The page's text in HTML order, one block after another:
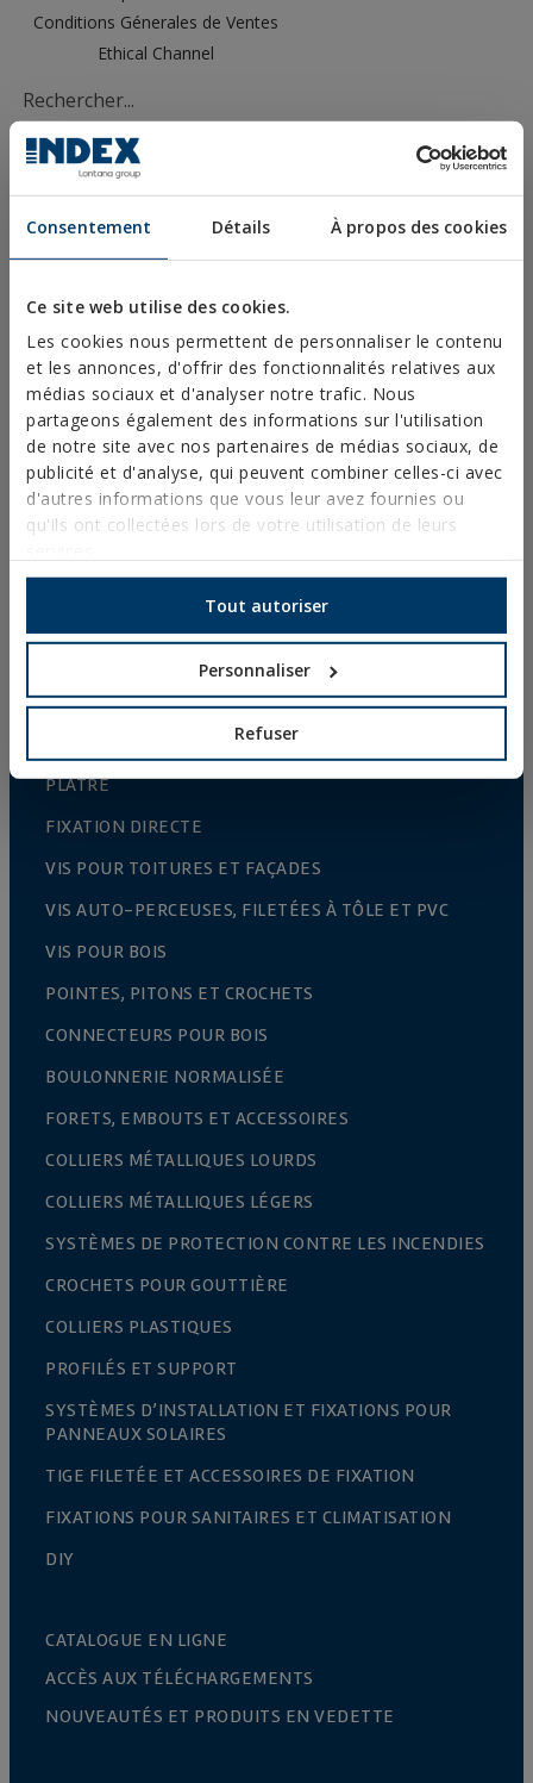
Consentement Détails À propos des cookies
Ce site web utilise des cookies.
Les cookies nous permettent de personnaliser le contenu
et les annonces, d'offrir des fonctionnalités relatives aux
médias sociaux et d'analyser notre trafic. Nous
partageons également des informations sur l'utilisation
de notre site avec nos partenaires de médias sociaux, de
publicité et d'analyse, qui peuvent combiner celles-ci avec
d'autres informations que vous leur avez fournies ou
qu'ils ont collectées lors de votre utilisation de leurs
Tout autoriser
Personnaliser
Refuser
Conditions Génerales de Ventes
Ethical Channel
PRODUITS
FIXATIONS POUR STRUCTURES EN ACIER
FIXATIONS CHIMIQUES
FIXATIONS PLASTIQUES
FIXATIONS ET ACCESOIRES POUR SYSTÈMES D
´ISOLATION THERMIQUE (ITE)
FIXATIONS POUR MATÉRIAUX CREUX
ACCESSOIRES POUR CÂBLES ET CHAÎNES
ACCESSOIRES TREILLIS
CULTURE PROTÉGEES
FIXATIONS ET ACCESSOIRES POUR PLAQUES DE
PLÂTRE
FIXATION DIRECTE
VIS POUR TOITURES ET FAÇADES
VIS AUTO-PERCEUSES, FILETÉES À TÔLE ET PVC
VIS POUR BOIS
POINTES, PITONS ET CROCHETS
CONNECTEURS POUR BOIS
BOULONNERIE NORMALISÉE
FORETS, EMBOUTS ET ACCESSOIRES
COLLIERS MÉTALLIQUES LOURDS
COLLIERS MÉTALLIQUES LÉGERS
SYSTÈMES DE PROTECTION CONTRE LES INCENDIES
CROCHETS POUR GOUTTIÈRE
COLLIERS PLASTIQUES
PROFILÉS ET SUPPORT
SYSTÈMES D’INSTALLATION ET FIXATIONS POUR
PANNEAUX SOLAIRES
TIGE FILETÉE ET ACCESSOIRES DE FIXATION
FIXATIONS POUR SANITAIRES ET CLIMATISATION
DIY
CATALOGUE EN LIGNE
ACCÈS AUX TÉLÉCHARGEMENTS
NOUVEAUTÉS ET PRODUITS EN VEDETTE